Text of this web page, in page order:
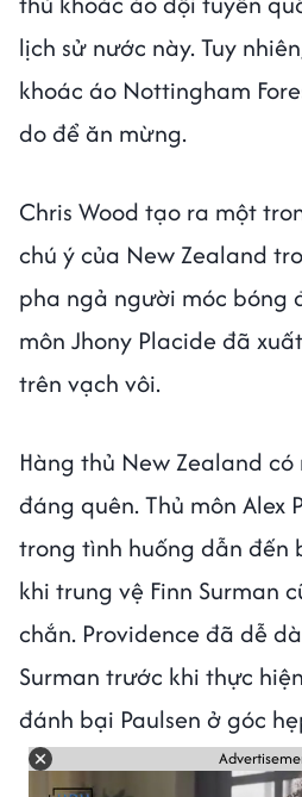
lịch sử nước này. Tuy
khoác áo Nottingham
do để ăn mừng.
Chris Wood tạo ra một
chú ý của New Zealand
pha ngả người móc bóng
môn Jhony Placide đã
trên vạch vôi.
Hàng thủ New Zealand
đáng quên. Thủ môn Alex
trong tình huống dẫn đến
khi trung vệ Finn Surman
chắn. Providence đã dễ
Surman trước khi thực
đánh bại Paulsen ở góc